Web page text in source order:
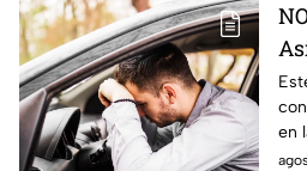
en